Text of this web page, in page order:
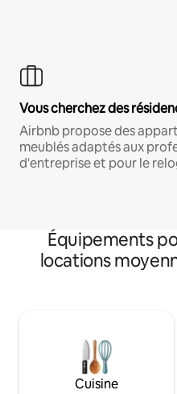
Vous cherchez des
Airbnb propose des
meublés adaptés aux
d'entreprise et pour le
Équipements
locations
Cuisine